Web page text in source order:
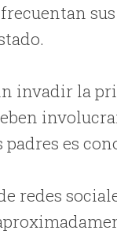
invadir la
es
redes